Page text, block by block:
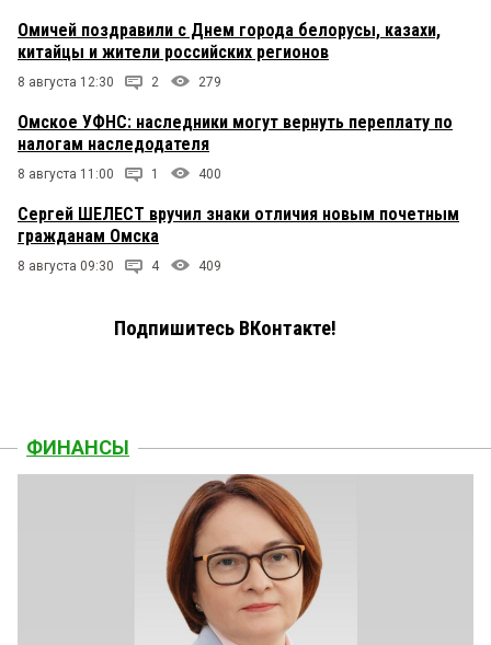
Омичей поздравили с Днем города белорусы, казахи,
китайцы и жители российских регионов
8 августа 12:30 2 279
Омское УФНС: наследники могут вернуть переплату по
налогам наследодателя
8 августа 11:00 1 400
Сергей ШЕЛЕСТ вручил знаки отличия новым почетным
гражданам Омска
8 августа 09:30 4 409
Подпишитесь ВКонтакте!
ФИНАНСЫ